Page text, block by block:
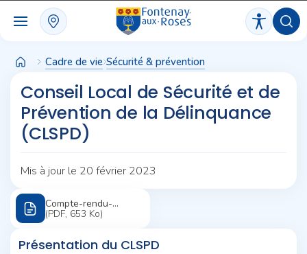
Cadre de vie Sécurité & prévention
Conseil Local de Sécurité et de
Prévention de la Délinquance
(CLSPD)
Mis à jour le 20 février 2023
Compte-rendu-
CLSPD-2022
(PDF, 653 Ko)
Présentation du CLSPD
Panneau de gestion des cookies